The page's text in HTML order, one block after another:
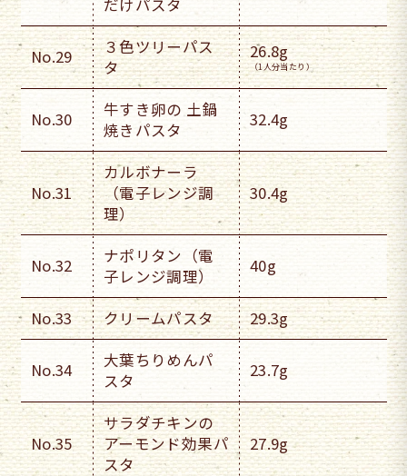
だけパスタ
No.29
３色ツリーパス
タ
26.8g
（1人分当たり）
No.30
牛すき卵の 土鍋
焼きパスタ
32.4g
No.31
カルボナーラ
（電子レンジ調
理）
30.4g
No.32
ナポリタン（電
子レンジ調理）
40g
No.33 クリームパスタ 29.3g
No.34
大葉ちりめんパ
スタ
23.7g
No.35
サラダチキンの
アーモンド効果パ
スタ
27.9g